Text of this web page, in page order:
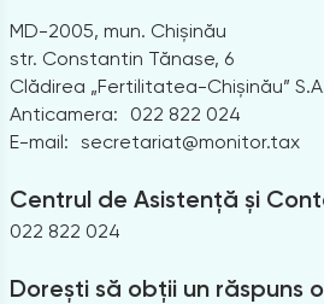
MD-2005, mun. Chișinău
str. Constantin Tănase, 6
Clădirea „Fertilitatea-Chișinău”
Anticamera:
022 822 024
E-mail: secretariat@monitor.tax
Centrul de Asistență și
022 822 024
Dorești să obții un răspuns